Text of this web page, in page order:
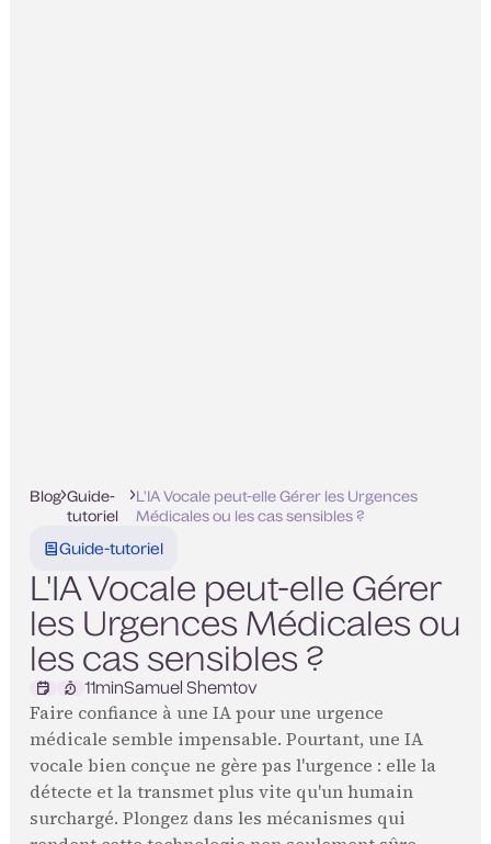
Blog Guide-
tutoriel
L'IA Vocale peut-elle Gérer les Urgences
Médicales ou les cas sensibles ?
Guide-tutoriel
L'IA Vocale peut-elle Gérer
les Urgences Médicales ou
les cas sensibles ?
11minSamuel Shemtov
Faire confiance à une IA pour une urgence
médicale semble impensable. Pourtant, une IA
vocale bien conçue ne gère pas l'urgence : elle la
détecte et la transmet plus vite qu'un humain
surchargé. Plongez dans les mécanismes qui